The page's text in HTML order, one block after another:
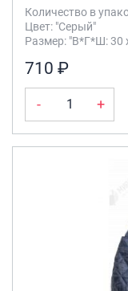
Количество в
Цвет: "Серый"
Размер: "В*Г*Ш: 30
710 ₽
- +